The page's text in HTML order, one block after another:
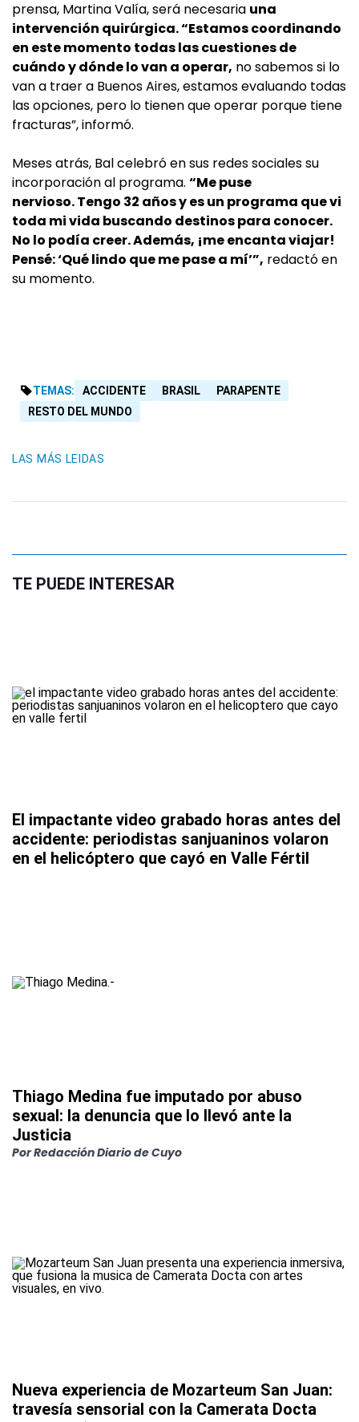
prensa, Martina Valía, será necesaria una
intervención quirúrgica. “Estamos coordinando
en este momento todas las cuestiones de
cuándo y dónde lo van a operar, no sabemos si lo
van a traer a Buenos Aires, estamos evaluando todas
las opciones, pero lo tienen que operar porque tiene
fracturas”, informó.
Meses atrás, Bal celebró en sus redes sociales su
incorporación al programa. “Me puse
nervioso. Tengo 32 años y es un programa que vi
toda mi vida buscando destinos para conocer.
No lo podía creer. Además, ¡me encanta viajar!
Pensé: ‘Qué lindo que me pase a mí’”, redactó en
su momento.
TEMAS: ACCIDENTE BRASIL
PARAPENTE
RESTO DEL MUNDO
LAS MÁS LEIDAS
TE PUEDE INTERESAR
El impactante video grabado horas antes del
accidente: periodistas sanjuaninos volaron
en el helicóptero que cayó en Valle Fértil
Thiago Medina fue imputado por abuso
sexual: la denuncia que lo llevó ante la
Justicia
PorRedacción Diario de Cuyo
Nueva experiencia de Mozarteum San Juan:
travesía sensorial con la Camerata Docta